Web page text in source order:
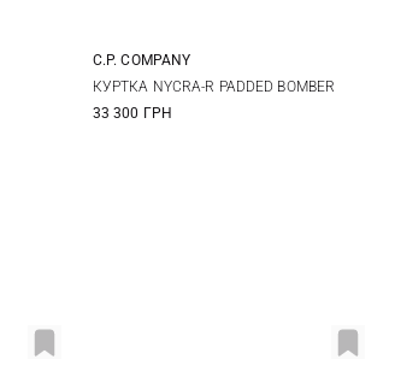
M L XL XXL
C.P. COMPANY
КУРТКА NYCRA-R PADDED BOMBER
33 300 ГРН